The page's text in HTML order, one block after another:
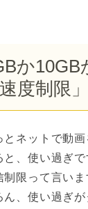
か
度制限」
とネットで動
と、使い過ぎ
制限って言いま
ん、使い過ぎ